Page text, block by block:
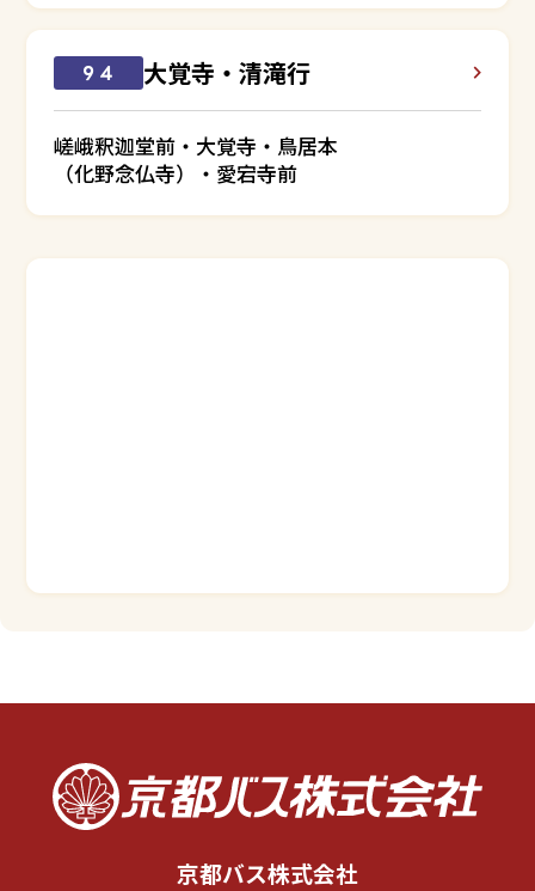
９４ 大覚寺・清滝行
嵯峨釈迦堂前・大覚寺・鳥居本
（化野念仏寺）・愛宕寺前
京都バス株式会社